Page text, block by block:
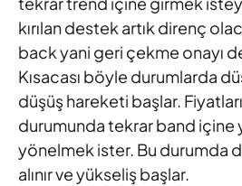
kırılan destek artık direnç
back yani geri çekme onayı
Kısacası böyle durumlarda
düşüş hareketi başlar.
durumunda tekrar band
yönelmek ister. Bu durumda
alınır ve yükseliş başlar.